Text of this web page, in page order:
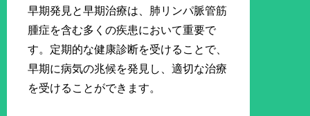
早期発見と早期治療は、肺リンパ脈管筋
腫症を含む多くの疾患において重要で
す。定期的な健康診断を受けることで、
早期に病気の兆候を発見し、適切な治療
を受けることができます。